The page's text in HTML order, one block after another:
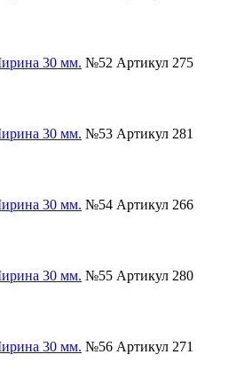
№52 Артикул 275
№53 Артикул 281
№54 Артикул 266
№55 Артикул 280
№56 Артикул 271